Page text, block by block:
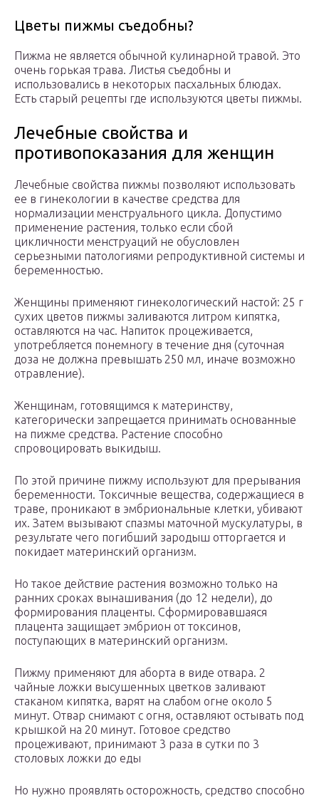
Цветы пижмы съедобны?
Пижма не является обычной кулинарной травой. Это
очень горькая трава. Листья съедобны и
использовались в некоторых пасхальных блюдах.
Есть старый рецепты где используются цветы пижмы.
Лечебные свойства и
противопоказания для женщин
Лечебные свойства пижмы позволяют использовать
ее в гинекологии в качестве средства для
нормализации менструального цикла. Допустимо
применение растения, только если сбой
цикличности менструаций не обусловлен
серьезными патологиями репродуктивной системы и
беременностью.
Женщины применяют гинекологический настой: 25 г
сухих цветов пижмы заливаются литром кипятка,
оставляются на час. Напиток процеживается,
употребляется понемногу в течение дня (суточная
доза не должна превышать 250 мл, иначе возможно
отравление).
Женщинам, готовящимся к материнству,
категорически запрещается принимать основанные
на пижме средства. Растение способно
спровоцировать выкидыш.
По этой причине пижму используют для прерывания
беременности. Токсичные вещества, содержащиеся в
траве, проникают в эмбриональные клетки, убивают
их. Затем вызывают спазмы маточной мускулатуры, в
результате чего погибший зародыш отторгается и
покидает материнский организм.
Но такое действие растения возможно только на
ранних сроках вынашивания (до 12 недели), до
формирования плаценты. Сформировавшаяся
плацента защищает эмбрион от токсинов,
поступающих в материнский организм.
Пижму применяют для аборта в виде отвара. 2
чайные ложки высушенных цветков заливают
стаканом кипятка, варят на слабом огне около 5
минут. Отвар снимают с огня, оставляют остывать под
крышкой на 20 минут. Готовое средство
процеживают, принимают 3 раза в сутки по 3
столовых ложки до еды
Но нужно проявлять осторожность, средство способно